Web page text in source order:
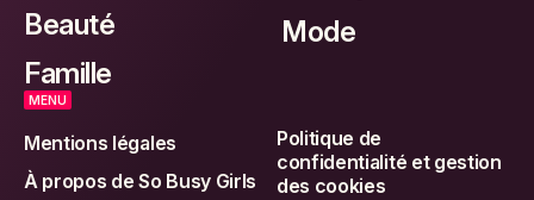
Beauté
Famille
Mode
MENU
Mentions légales
À propos de So Busy Girls
Politique de
confidentialité et gestion
des cookies